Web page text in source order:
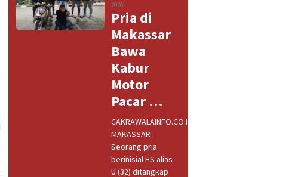
2026
Pria di
Makassar
Bawa
Kabur
Motor
Pacar …
CAKRAWALAINFO.CO.ID,
MAKASSAR--
Seorang pria
berinisial HS alias
U (32) ditangkap